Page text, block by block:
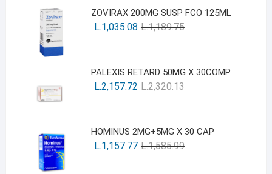
ZOVIRAX 200MG SUSP FCO 125ML
L.1,189.75
L.1,035.08
PALEXIS RETARD 50MG X 30COMP
L.2,320.13
L.2,157.72
HOMINUS 2MG+5MG X 30 CAP
L.1,585.99
L.1,157.77